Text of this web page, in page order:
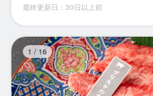
最終更新日：30日以上前
1 / 16